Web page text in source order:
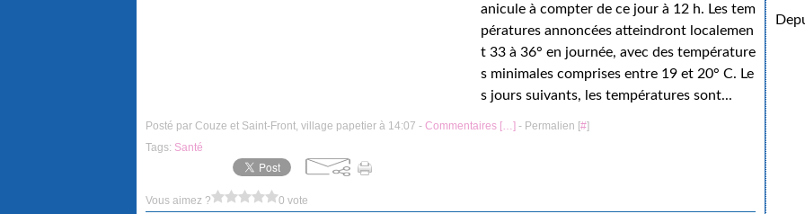
anicule à compter de ce jour à 12 h. Les tem
pératures annoncées atteindront localemen
t 33 à 36° en journée, avec des température
s minimales comprises entre 19 et 20° C. Le
s jours suivants, les températures sont...
Posté par Couze et Saint-Front, village papetier à 14:07 - Commentaires […] - Permalien [#]
Tags: Santé
Vous aimez ? 0 vote